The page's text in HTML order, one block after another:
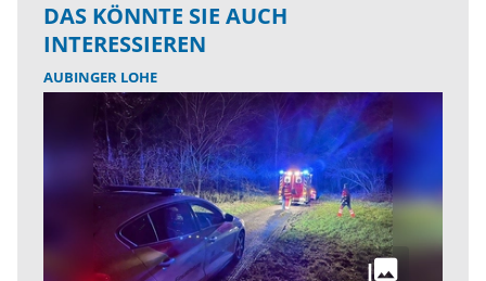
DAS KÖNNTE SIE AUCH
INTERESSIEREN
AUBINGER LOHE